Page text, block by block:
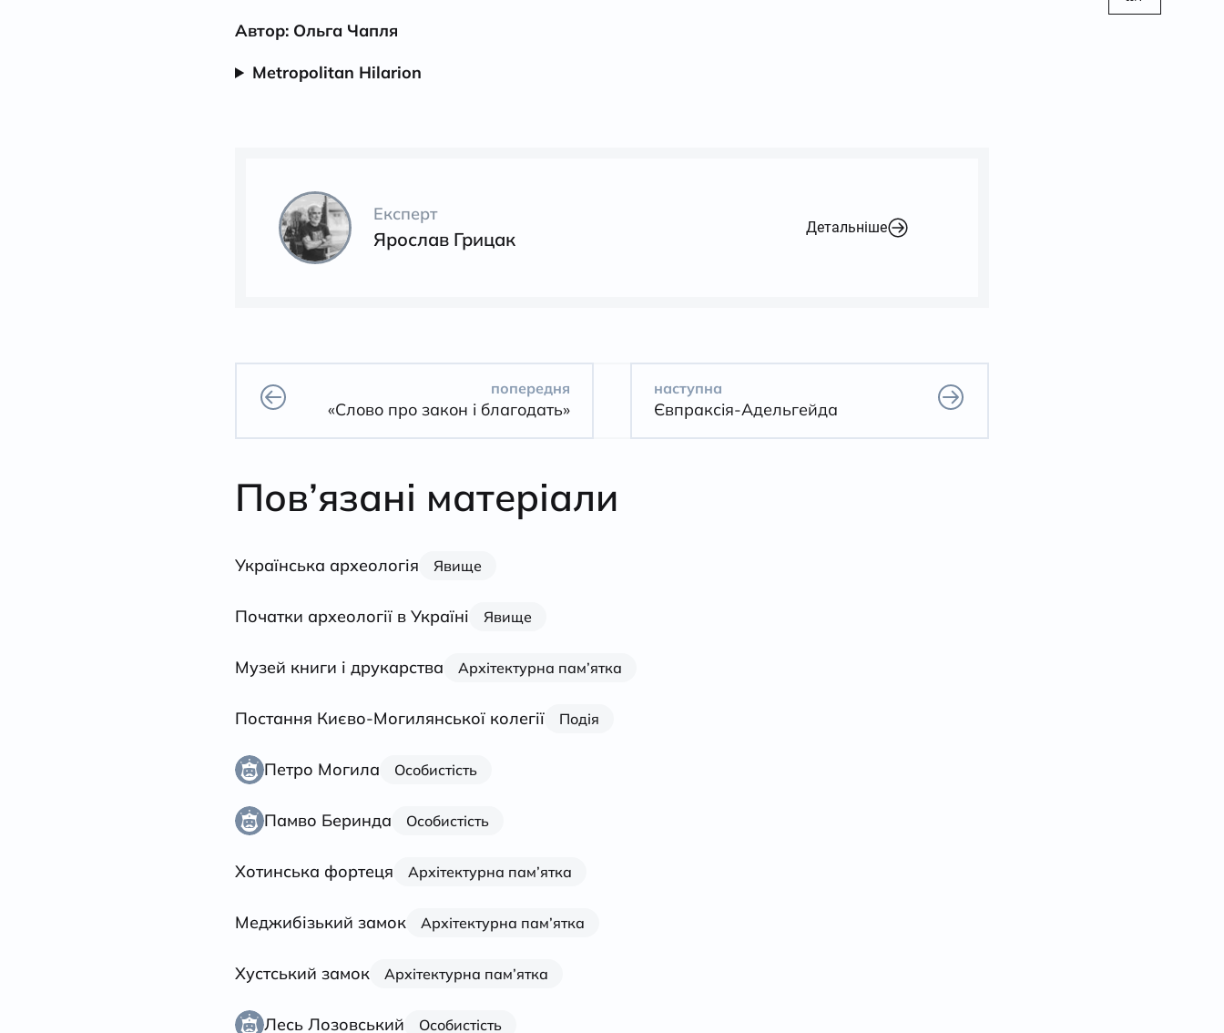
Автор: Ольга Чапля
Metropolitan Hilarion
Експерт
Ярослав Грицак
Детальніше
попередня
«Слово про закон і благодать»
наступна
Євпраксія-Адельгейда
Пов’язані матеріали
Українська археологія Явище
Початки археології в Україні Явище
Музей книги і друкарства Архітектурна пам’ятка
Постання Києво-Могилянської колегії Подія
Петро Могила Особистість
Памво Беринда Особистість
Хотинська фортеця Архітектурна пам’ятка
Меджибізький замок Архітектурна пам’ятка
Хустський замок Архітектурна пам’ятка
Лесь Лозовський Особистість